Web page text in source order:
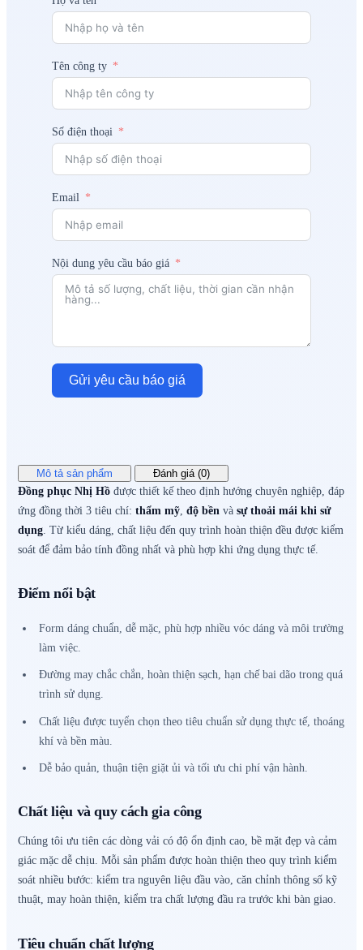
Tên công ty
Số điện thoại
Email
Nội dung yêu cầu báo giá
Gửi yêu cầu báo giá
Mô tả sản phẩm
Đánh giá (0)
Đồng phục Nhị Hồ được thiết kế theo định hướng chuyên nghiệp, đáp
ứng đồng thời 3 tiêu chí: thẩm mỹ độ bền và sự thoải mái khi sử
dụng . Từ kiểu dáng, chất liệu đến quy trình hoàn thiện đều được kiểm
soát để đảm bảo tính đồng nhất và phù hợp khi ứng dụng thực tế.
Điểm nổi bật
Form dáng chuẩn, dễ mặc, phù hợp nhiều vóc dáng và môi trường
làm việc.
Đường may chắc chắn, hoàn thiện sạch, hạn chế bai dão trong quá
trình sử dụng.
Chất liệu được tuyển chọn theo tiêu chuẩn sử dụng thực tế, thoáng
khí và bền màu.
Dễ bảo quản, thuận tiện giặt ủi và tối ưu chi phí vận hành.
Chất liệu và quy cách gia công
Chúng tôi ưu tiên các dòng vải có độ ổn định cao, bề mặt đẹp và cảm
giác mặc dễ chịu. Mỗi sản phẩm được hoàn thiện theo quy trình kiểm
soát nhiều bước: kiểm tra nguyên liệu đầu vào, căn chỉnh thông số kỹ
thuật, may hoàn thiện, kiểm tra chất lượng đầu ra trước khi bàn giao.
Tiêu chuẩn chất lượng